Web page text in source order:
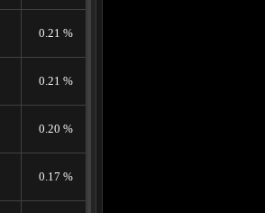
0.21 %
0.21 %
0.20 %
0.17 %